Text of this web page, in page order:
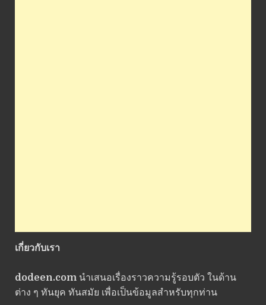
เกี่ยวกับเรา
dodeen.com นำเสนอเรื่องราวความรู้รอบตัว ในด้าน
ต่าง ๆ ทันยุค ทันสมัย เพื่อเป็นข้อมูลสำหรับทุกท่าน